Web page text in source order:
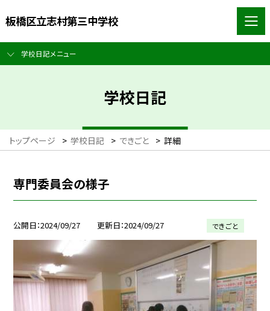
板橋区立志村第三中学校
学校日記メニュー
学校日記
トップページ > 学校日記 > できごと > 詳細
専門委員会の様子
公開日 2024/09/27 更新日 2024/09/27 できごと